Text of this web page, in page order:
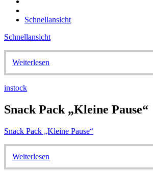
Schnellansicht
Schnellansicht
Weiterlesen
instock
Snack Pack „Kleine Pause“
Snack Pack „Kleine Pause“
Weiterlesen